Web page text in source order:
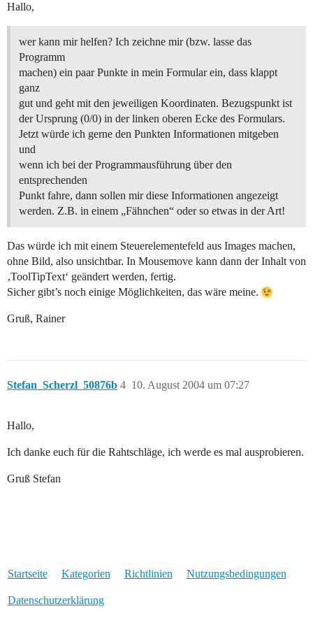
Hallo,
wer kann mir helfen? Ich zeichne mir (bzw. lasse das
Programm
machen) ein paar Punkte in mein Formular ein, dass klappt
ganz
gut und geht mit den jeweiligen Koordinaten. Bezugspunkt ist
der Ursprung (0/0) in der linken oberen Ecke des Formulars.
Jetzt würde ich gerne den Punkten Informationen mitgeben
und
wenn ich bei der Programmausführung über den
entsprechenden
Punkt fahre, dann sollen mir diese Informationen angezeigt
werden. Z.B. in einem „Fähnchen“ oder so etwas in der Art!
Das würde ich mit einem Steuerelementefeld aus Images machen,
ohne Bild, also unsichtbar. In Mousemove kann dann der Inhalt von
‚ToolTipText‘ geändert werden, fertig.
Sicher gibt’s noch einige Möglichkeiten, das wäre meine.
Gruß, Rainer
Stefan_Scherzl_50876b 10. August 2004 um 07:27
4
Hallo,
Ich danke euch für die Rahtschläge, ich werde es mal ausprobieren.
Gruß Stefan
Startseite Kategorien Richtlinien Nutzungsbedingungen
Datenschutzerklärung